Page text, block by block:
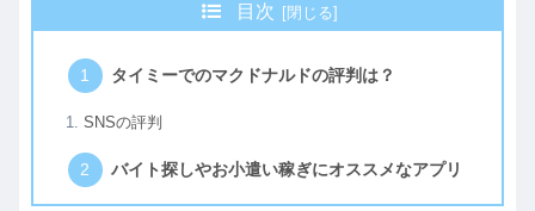
目次
タイミーでのマクドナルドの評判は？
SNSの評判
バイト探しやお小遣い稼ぎにオススメなアプリ